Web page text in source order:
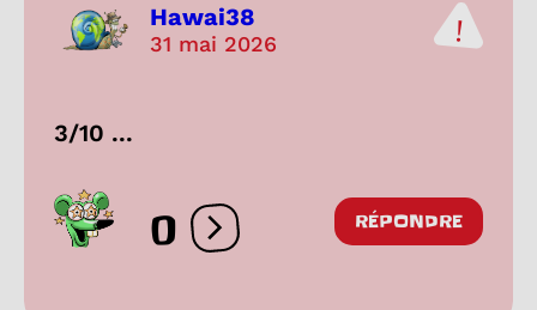
Hawai38
31 mai 2026
3/10 ...
0 Ouvrir les réactions
RÉPONDRE